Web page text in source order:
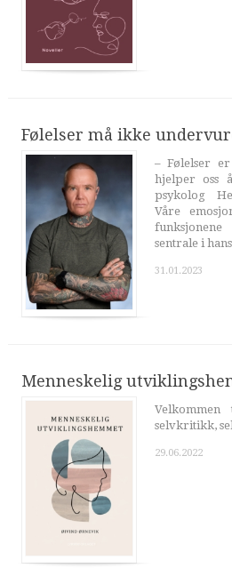
Følelser må ikke
– Følelser
hjelper oss
psykolog
Våre
sentrale i
31.01.2023
Menneskelig
selvkritikk,
29.06.2022